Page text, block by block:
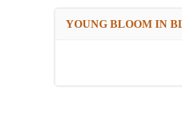
YOUNG BLOOM IN